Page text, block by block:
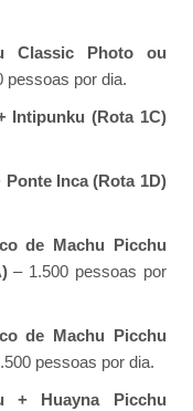
Classic Photo ou
pessoas por dia.
Intipunku (Rota 1C)
Inca (Rota 1D)
de Machu Picchu
– 1.500 pessoas por
de Machu Picchu
pessoas por dia.
+ Huayna Picchu